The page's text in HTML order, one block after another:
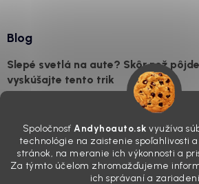
Spoločnosť Andyhoauto.sk využíva
technológie na zaistenie spoľahlivosti
stránok, na meranie ich výkonnosti a
Za týmto účelom zhromažďujeme
ich správaní a
Blog
Slepé svetlá na aute? Skôr než
vyskúšajte tento trik
skutočnosti je? Často za to môžu práve
mliečny, drsný povrch nie je len estetická
svoje, plexisklo začne svetlo rozptyľovať
Zabudnite na handru. Ak chcete